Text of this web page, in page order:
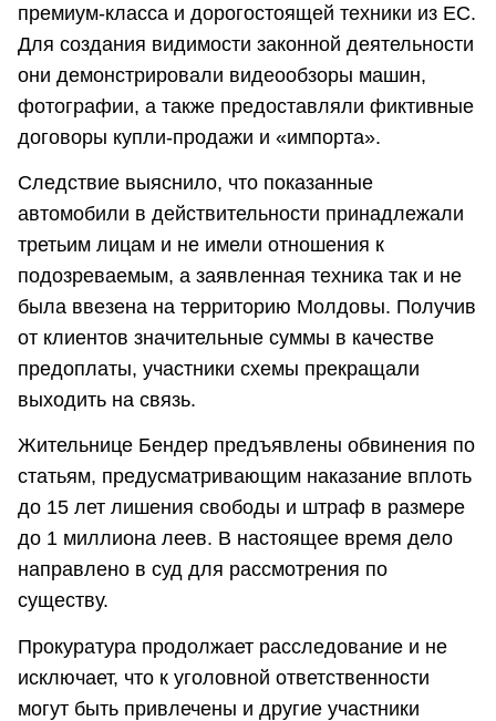
премиум-класса и дорогостоящей техники из ЕС.
Для создания видимости законной деятельности
они демонстрировали видеообзоры машин,
фотографии, а также предоставляли фиктивные
договоры купли-продажи и «импорта».
Следствие выяснило, что показанные
автомобили в действительности принадлежали
третьим лицам и не имели отношения к
подозреваемым, а заявленная техника так и не
была ввезена на территорию Молдовы. Получив
от клиентов значительные суммы в качестве
предоплаты, участники схемы прекращали
выходить на связь.
Жительнице Бендер предъявлены обвинения по
статьям, предусматривающим наказание вплоть
до 15 лет лишения свободы и штраф в размере
до 1 миллиона леев. В настоящее время дело
направлено в суд для рассмотрения по
существу.
Прокуратура продолжает расследование и не
исключает, что к уголовной ответственности
могут быть привлечены и другие участники